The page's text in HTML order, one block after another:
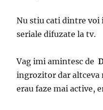
Nu stiu cati dintre voi
seriale difuzate la tv.
Vag imi amintesc de
ingrozitor dar altceva
erau faze mai active,